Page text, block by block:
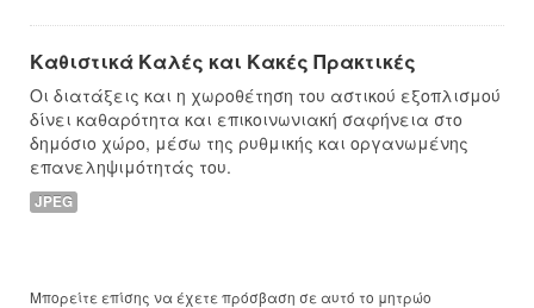
Καθιστικά Καλές και Κακές Πρακτικές
Οι διατάξεις και η χωροθέτηση του αστικού εξοπλισμού
δίνει καθαρότητα και επικοινωνιακή σαφήνεια στο
δημόσιο χώρο, μέσω της ρυθμικής και οργανωμένης
επανεληψιμότητάς του.
JPEG
Μπορείτε επίσης να έχετε πρόσβαση σε αυτό το μητρώο